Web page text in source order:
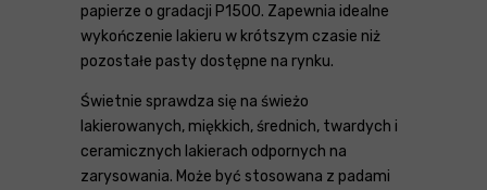
papierze o gradacji P1500. Zapewnia idealne
wykończenie lakieru w krótszym czasie niż
pozostałe pasty dostępne na rynku.
Świetnie sprawdza się na świeżo
lakierowanych, miękkich, średnich, twardych i
ceramicznych lakierach odpornych na
zarysowania. Może być stosowana z padami